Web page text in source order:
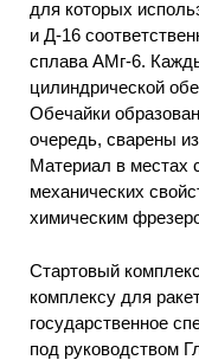
для которых
и Д-16
сплава АМг-6.
цилиндрической
Обечайки
очередь, сварены
Материал в местах
механических
химическим
Стартовый
комплексу для
государственное
под руководством